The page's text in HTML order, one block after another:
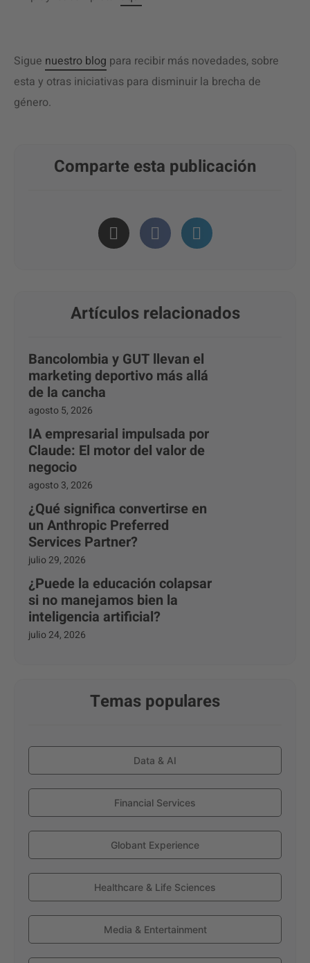
Sigue nuestro blog para recibir más novedades, sobre
esta y otras iniciativas para disminuir la brecha de
género.
Comparte esta publicación
Artículos relacionados
Bancolombia y GUT llevan el
marketing deportivo más allá
de la cancha
agosto 5, 2026
IA empresarial impulsada por
Claude: El motor del valor de
negocio
agosto 3, 2026
¿Qué significa convertirse en
un Anthropic Preferred
Services Partner?
julio 29, 2026
¿Puede la educación colapsar
si no manejamos bien la
inteligencia artificial?
julio 24, 2026
Temas populares
Data & AI
Financial Services
Globant Experience
Healthcare & Life Sciences
Media & Entertainment